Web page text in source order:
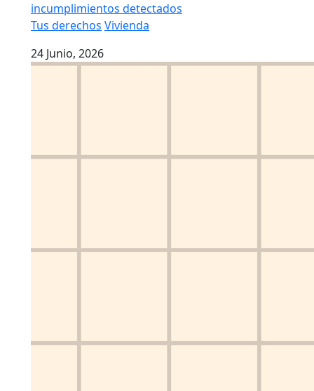
incumplimientos detectados
Tus derechos Vivienda
24 Junio, 2026